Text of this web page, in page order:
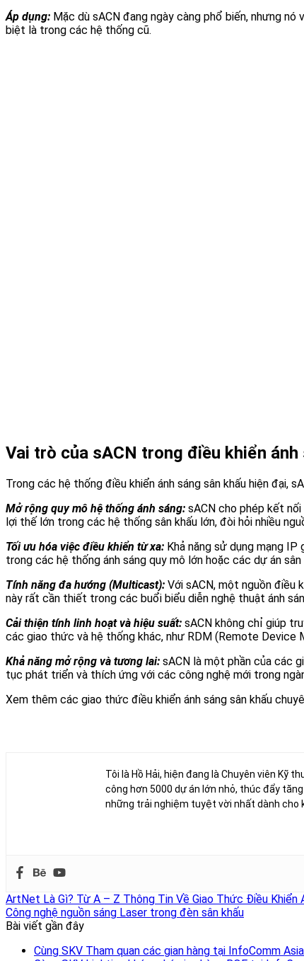
Áp dụng: Mặc dù sACN đang ngày càng phổ biến, nhưng
biệt là trong các hệ thống cũ.
Vai trò của sACN trong điều khiển
Trong các hệ thống điều khiển ánh sáng sân khấu hiện đại,
Mở rộng quy mô hệ thống ánh sáng: sACN cho phép kết
lợi thế lớn trong các hệ thống sân khấu lớn, đòi hỏi nhiều
Tối ưu hóa việc điều khiển từ xa: Khả năng sử dụng mạng
trong các hệ thống ánh sáng quy mô lớn hoặc các dự án
Tính năng đa hướng (Multicast): Với sACN, một nguồn điều
này rất cần thiết trong các buổi biểu diễn nghệ thuật ánh
Cải thiện tính linh hoạt và hiệu suất: sACN không chỉ giúp
các giao thức và hệ thống khác, như RDM (Remote
Khả năng mở rộng và tương lai: sACN là một phần của các
tục phát triển và thích ứng với các công nghệ mới trong
Xem thêm các giao thức điều khiển ánh sáng sân khấu
Tôi là Hồ Hải, hiện đang là Chuyên viên Kỹ
công hơn 5000 dự án lớn nhỏ, thúc đẩy
những trải nghiệm tuyệt vời nhất dành cho
ArtNet Là Gì? Từ A – Z Thông Tin Về Giao Thức Điều Khiển
Công nghệ nguồn sáng Laser trong đèn sân khấu
Bài viết gần đây
Cùng SKV Tham quan các gian hàng tại InfoComm